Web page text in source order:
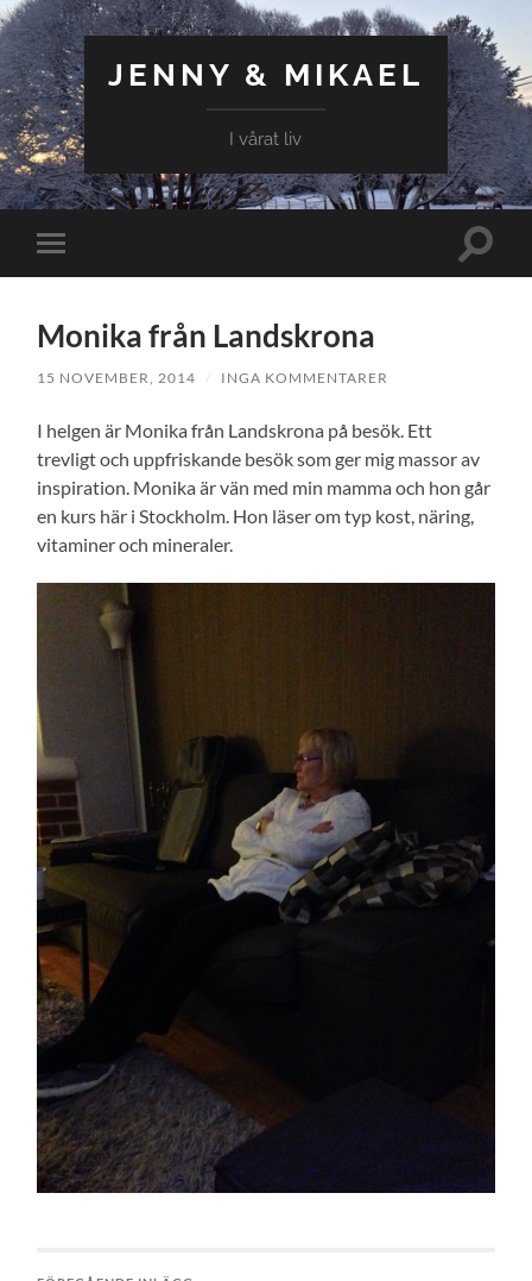
JENNY & MIKAEL
I vårat liv
Slå
på/av
Slå
Monika från Landskrona
15 NOVEMBER, 2014 / INGA KOMMENTARER
I helgen är Monika från Landskrona på besök. Ett
trevligt och uppfriskande besök som ger mig massor av
inspiration. Monika är vän med min mamma och hon går
en kurs här i Stockholm. Hon läser om typ kost, näring,
vitaminer och mineraler.